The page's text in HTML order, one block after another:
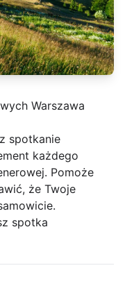
Warszawa
spotkanie
każdego
Pomoże
że Twoje
spotka